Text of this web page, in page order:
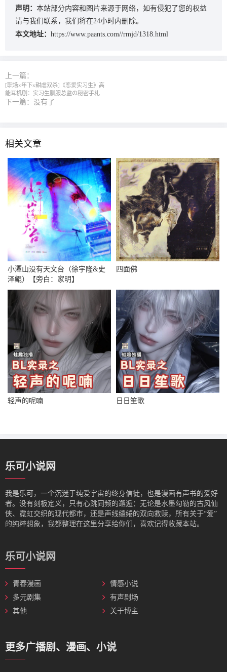
声明： 本站部分内容和图片来源于网络，如有侵犯了您的权益
请与我们联系，我们将在24小时内删除。
本文地址： https://www.paants.com//rmjd/1318.html
上一篇：
[职场x年下x甜虐双杀]《恋爱实习生》高
能耳机剧：实习生驯服总监の秘密手札
下一篇：没有了
相关文章
小潭山没有天文台（徐宇隆&史
泽鲲）【旁白：家明】
四面佛
轻声的呢喃 日日笙歌
乐可小说网
我是‌乐可，一个沉迷于纯爱宇宙的终身信徒，也是漫画有声书的爱好
者。没有刻板定义，只有心跳同频的邂逅：无论是水墨勾勒的古风仙
侠、霓虹交织的现代都市，还是声线缱绻的双向救赎，所有关于“爱”
的纯粹想象，我都整理在这里分享给你们，喜欢记得收藏本站。
乐可小说网
青春漫画
情感小说
多元剧集
有声剧场
其他
关于博主
更多广播剧、漫画、小说